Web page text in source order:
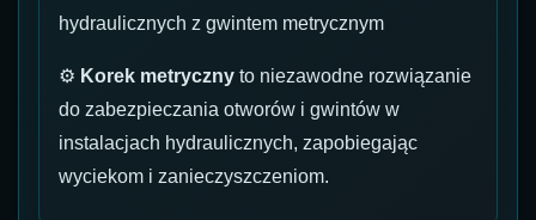
hydraulicznych z gwintem metrycznym
⚙ Korek metryczny to niezawodne rozwiązanie
do zabezpieczania otworów i gwintów w
instalacjach hydraulicznych, zapobiegając
wyciekom i zanieczyszczeniom.